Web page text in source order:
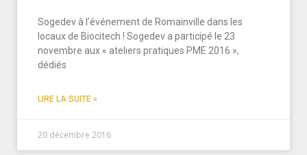
Sogedev à l’événement de Romainville dans les
locaux de Biocitech ! Sogedev a participé le 23
novembre aux « ateliers pratiques PME 2016 »,
dédiés
LIRE LA SUITE »
20 décembre 2016